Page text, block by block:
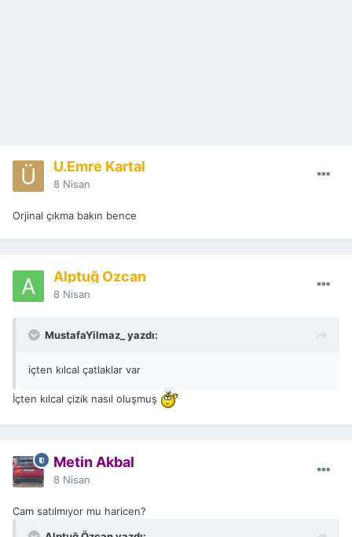
Ü.Emre Kartal
8 Nisan
Orjinal çıkma bakın bence
Alptuğ Özcan
8 Nisan
MustafaYilmaz_ yazdı:
içten kılcal çatlaklar var
İçten kılcal çizik nasıl oluşmuş
Metin Akbal
8 Nisan
Cam satılmıyor mu haricen?